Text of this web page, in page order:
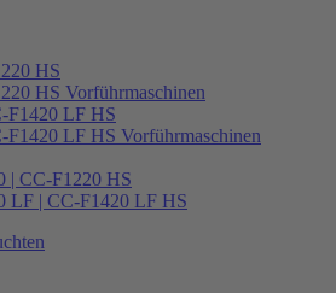
HS
HS Vorführmaschinen
F1420 LF HS
LF HS Vorführmaschinen
| CC-F1220 HS
LF | CC-F1420 LF HS